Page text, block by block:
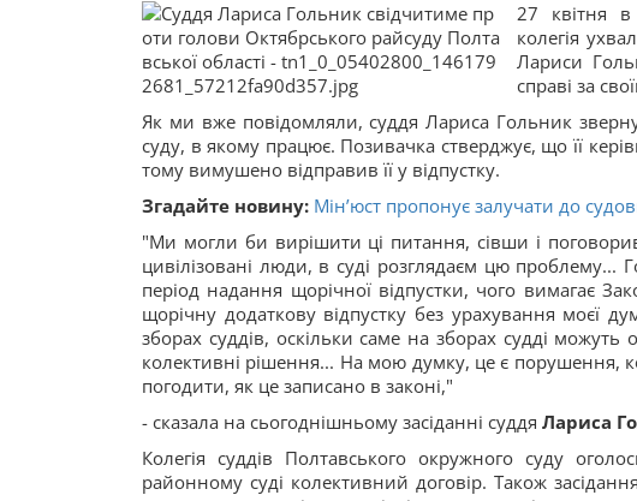
27 квітня в
колегія
Лариси
справі за
Як ми вже повідомляли, суддя Лариса Гольник
суду, в якому працює. Позивачка стверджує, що її
тому вимушено відправив її у відпустку.
Згадайте новину: Мін’юст пропонує залучати до
"Ми могли би вирішити ці питання, сівши і
цивілізовані люди, в суді розглядаєм цю
період надання щорічної відпустки, чого вимагає
щорічну додаткову відпустку без урахування моєї
зборах суддів, оскільки саме на зборах судді
колективні рішення... На мою думку, це є порушення,
погодити, як це записано в законі,"
- сказала на сьогоднішньому засіданні суддя Лариса
Колегія суддів Полтавського окружного суду
районному суді колективний договір. Також